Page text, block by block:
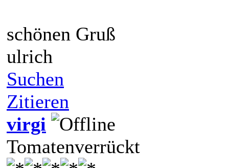
schönen Gruß
ulrich
Suchen
Zitieren
virgi
Tomatenverrückt